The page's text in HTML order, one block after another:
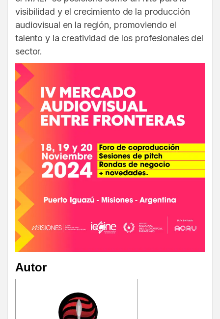
visibilidad y el crecimiento de la producción
audiovisual en la región, promoviendo el
talento y la creatividad de los profesionales del
sector.
Autor